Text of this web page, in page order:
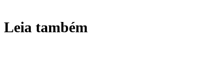
Leia também